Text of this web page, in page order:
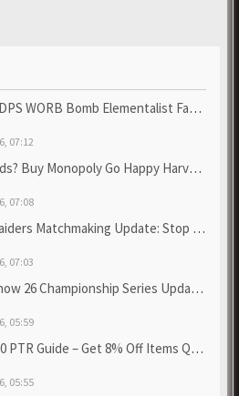
Bomb Elementalist Fast - Grab POE Curren...
07:12
Monopoly Go Happy Harvest with Looney Tun...
07:08
Matchmaking Update: Stop Failed - Grab Bluep...
07:03
Championship Series Update! Get Cheap & ...
05:59
Guide – Get 8% Off Items Quickly to Test ...
05:55